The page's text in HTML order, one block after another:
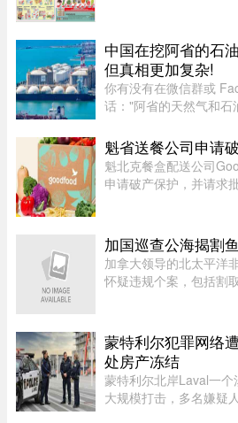
中国在挖阿省的石
但真相更加复杂!
你有没有在微信群或
话："阿省的天然气和石
片，看起来"有图有真相
答案很简单：不准确，
魁省送餐公司申请
魁北克餐盒配送公司
申请破产保护，并请求
Chabot Inc.担任监督机
加国巡查公海揭割
加拿大领导的北太平洋
怀疑违规个案，包括割
可能违规个案；去年则
蒙特利尔犯罪网络
处房产冻结
蒙特利尔北岸Laval一
大规模打击，多名嫌疑